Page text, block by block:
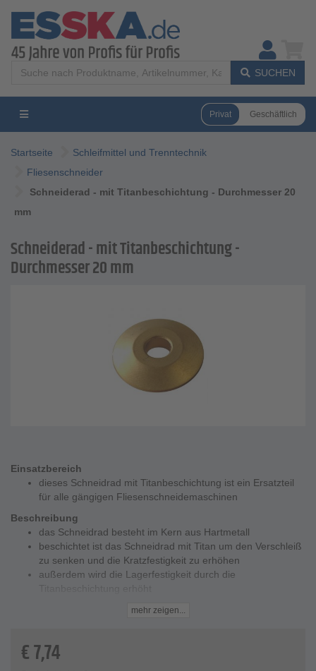
SUCHEN
Privat Geschäftlich
Startseite
Schleifmittel und Trenntechnik
Fliesenschneider
Schneiderad - mit Titanbeschichtung - Durchmesser 20
mm
Schneiderad - mit Titanbeschichtung -
Durchmesser 20 mm
Einsatzbereich
dieses Schneidrad mit Titanbeschichtung ist ein Ersatzteil
für alle gängigen Fliesenschneidemaschinen
Beschreibung
das Schneidrad besteht im Kern aus Hartmetall
beschichtet ist das Schneidrad mit Titan um den Verschleiß
zu senken und die Kratzfestigkeit zu erhöhen
außerdem wird die Lagerfestigkeit durch die
Material - Hartmetall
mehr zeigen...
€7,74